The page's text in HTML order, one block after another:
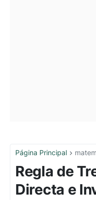
Página Principal
Regla de
Directa e